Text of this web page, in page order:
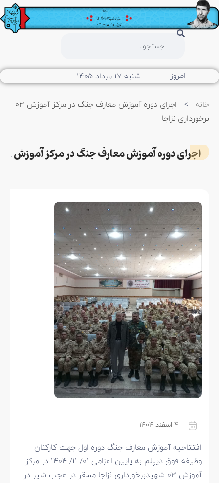
امروز شنبه ۱۷ مرداد ۱۴۰۵
خانه >
اجرای دوره آموزش معارف جنگ در مرکز آموزش 03
برخورداری نزاجا
اجرای دوره آموزش معارف جنگ در مرکز آموزش 03 برخورداری نزاجا
۴ اسفند ۱۴۰۴
افتتاحیه آموزش معارف جنگ دوره اول جهت کارکنان
وظیفه فوق دیپلم به پایین اعزامی ۰۱/ ۱۱/ ۱۴۰۴ در مرکز
آموزش ۰۳ شهیدبرخورداری نزاجا مسقر در عجب شیر در